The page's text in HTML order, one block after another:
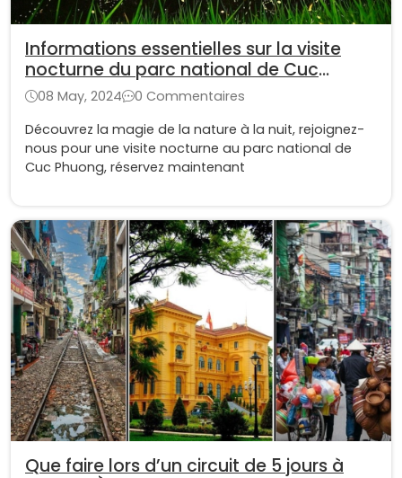
Informations essentielles sur la visite
nocturne du parc national de Cuc
Phuong
08 May, 2024
0 Commentaires
Découvrez la magie de la nature à la nuit, rejoignez-
nous pour une visite nocturne au parc national de
Cuc Phuong, réservez maintenant
Que faire lors d’un circuit de 5 jours à